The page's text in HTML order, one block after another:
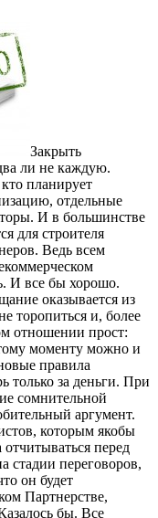
Закрыть
ли не каждую.
планирует
отдельные
И в большинстве
для строителя
Ведь всем
И все бы хорошо.
оказывается из
торопиться и, более
отношении прост:
моменту можно и
правила
только за деньги. При
сомнительной
аргумент.
которым якобы
перед
переговоров,
он будет
Партнерстве,
бы. Все